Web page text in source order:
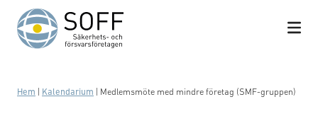
Hoppa till innehåll
Hem Kalendarium Medlemsmöte med mindre företag (SMF-gruppen)